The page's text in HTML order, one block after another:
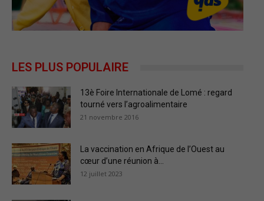
LES PLUS POPULAIRE
13è Foire Internationale de Lomé : regard
tourné vers l’agroalimentaire
21 novembre 2016
La vaccination en Afrique de l’Ouest au
cœur d’une réunion à...
12 juillet 2023